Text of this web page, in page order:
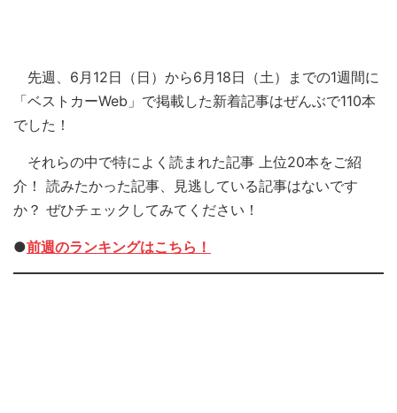
先週、6月12日（日）から6月18日（土）までの1週間に
「ベストカーWeb」で掲載した新着記事はぜんぶで110本
でした！
それらの中で特によく読まれた記事 上位20本をご紹
介！ 読みたかった記事、見逃している記事はないです
か？ ぜひチェックしてみてください！
●前週のランキングはこちら！